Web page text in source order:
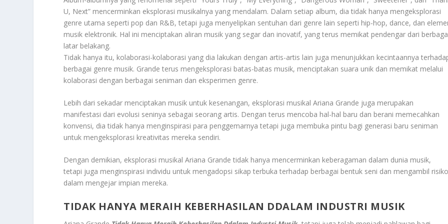
U, Next” mencerminkan eksplorasi musikalnya yang mendalam. Dalam setiap album, dia tidak hanya mengeksplorasi
genre utama seperti pop dan R&B, tetapi juga menyelipkan sentuhan dari genre lain seperti hip-hop, dance, dan
musik elektronik. Hal ini menciptakan aliran musik yang segar dan inovatif, yang terus memikat pendengar dari
latar belakang.
Tidak hanya itu, kolaborasi-kolaborasi yang dia lakukan dengan artis-artis lain juga menunjukkan kecintaannya
berbagai genre musik. Grande terus mengeksplorasi batas-batas musik, menciptakan suara unik dan memikat melalui
kolaborasi dengan berbagai seniman dan eksperimen genre.
Lebih dari sekadar menciptakan musik untuk kesenangan, eksplorasi musikal Ariana Grande juga merupakan
manifestasi dari evolusi seninya sebagai seorang artis. Dengan terus mencoba hal-hal baru dan berani memecahkan
konvensi, dia tidak hanya menginspirasi para penggemarnya tetapi juga membuka pintu bagi generasi baru seniman
untuk mengeksplorasi kreativitas mereka sendiri.
Dengan demikian, eksplorasi musikal Ariana Grande tidak hanya mencerminkan keberagaman dalam dunia musik,
tetapi juga menginspirasi individu untuk mengadopsi sikap terbuka terhadap berbagai bentuk seni dan mengambil risiko
dalam mengejar impian mereka.
TIDAK HANYA MERAIH KEBERHASILAN DDALAM INDUSTRI MUSIK